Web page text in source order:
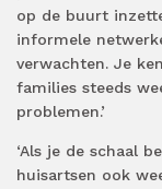
op de buurt
informele
verwachten. Je
families steeds
problemen.’
‘Als je de schaal
huisartsen ook